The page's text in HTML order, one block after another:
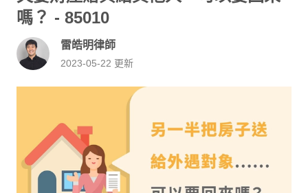
嗎？ - 85010
雷皓明律師
2023-05-22 更新